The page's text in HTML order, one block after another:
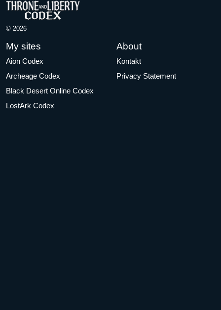
© 2026
My sites
Aion Codex
Archeage Codex
Black Desert Online Codex
LostArk Codex
About
Kontakt
Privacy Statement